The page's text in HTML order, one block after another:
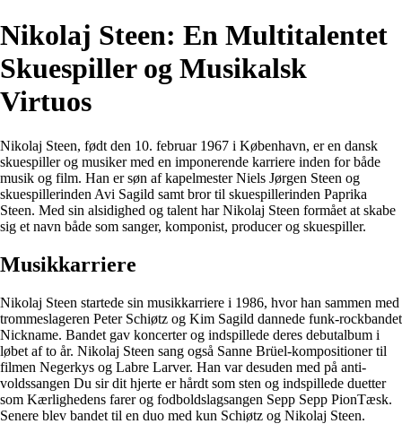
Nikolaj Steen: En Multitalentet
Skuespiller og Musikalsk
Virtuos
Nikolaj Steen, født den 10. februar 1967 i København, er en dansk
skuespiller og musiker med en imponerende karriere inden for både
musik og film. Han er søn af kapelmester Niels Jørgen Steen og
skuespillerinden Avi Sagild samt bror til skuespillerinden Paprika
Steen. Med sin alsidighed og talent har Nikolaj Steen formået at skabe
sig et navn både som sanger, komponist, producer og skuespiller.
Musikkarriere
Nikolaj Steen startede sin musikkarriere i 1986, hvor han sammen med
trommeslageren Peter Schiøtz og Kim Sagild dannede funk-rockbandet
Nickname. Bandet gav koncerter og indspillede deres debutalbum i
løbet af to år. Nikolaj Steen sang også Sanne Brüel-kompositioner til
filmen Negerkys og Labre Larver. Han var desuden med på anti-
voldssangen Du sir dit hjerte er hårdt som sten og indspillede duetter
som Kærlighedens farer og fodboldslagsangen Sepp Sepp PionTæsk.
Senere blev bandet til en duo med kun Schiøtz og Nikolaj Steen.